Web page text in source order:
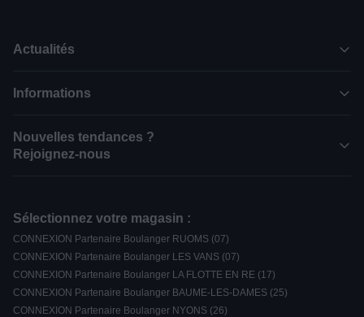
Actualités
Informations
Nouvelles tendances ?
Rejoignez-nous
Sélectionnez votre magasin :
CONNEXION Partenaire Boulanger RUOMS (07)
CONNEXION Partenaire Boulanger LES VANS (07)
CONNEXION Partenaire Boulanger LA FLOTTE EN RE (17)
CONNEXION Partenaire Boulanger BAUME-LES-DAMES (25)
CONNEXION Partenaire Boulanger NYONS (26)